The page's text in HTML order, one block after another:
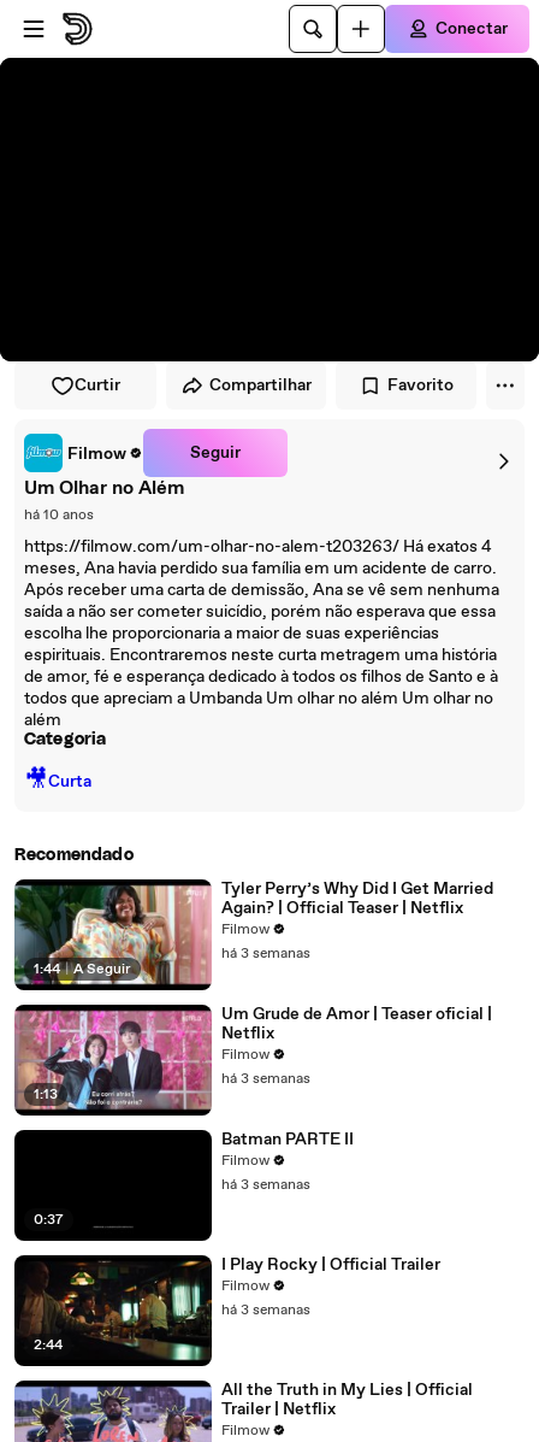
Pular para o player
Ir para o conteúdo principal
Conectar
Curtir Compartilhar Favorito
Filmow Seguir
Um Olhar no Além
há 10 anos
https://filmow.com/um-olhar-no-alem-t203263/ Há exatos 4
meses, Ana havia perdido sua família em um acidente de carro.
Após receber uma carta de demissão, Ana se vê sem nenhuma
saída a não ser cometer suicídio, porém não esperava que essa
escolha lhe proporcionaria a maior de suas experiências
espirituais. Encontraremos neste curta metragem uma história
de amor, fé e esperança dedicado à todos os filhos de Santo e à
todos que apreciam a Umbanda Um olhar no além Um olhar no
além
Categoria
🎥Curta
Recomendado
1:44 | A Seguir
Tyler Perry’s Why Did I Get Married
Again? | Official Teaser | Netflix
Filmow
há 3 semanas
1:13
Um Grude de Amor | Teaser oficial |
Netflix
Filmow
há 3 semanas
0:37
Batman PARTE II
Filmow
há 3 semanas
2:44
I Play Rocky | Official Trailer
Filmow
há 3 semanas
All the Truth in My Lies | Official
Trailer | Netflix
Filmow